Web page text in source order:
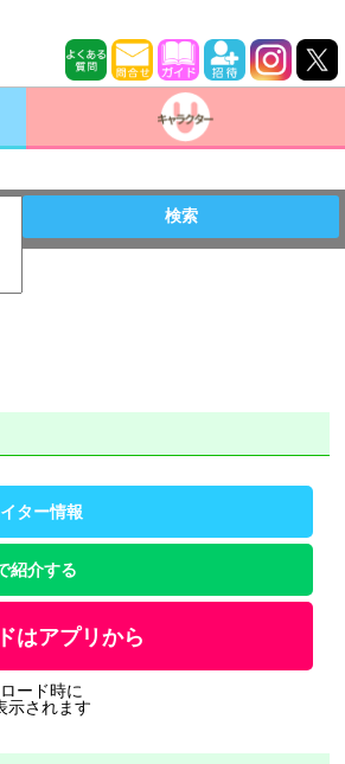
検索
ター情報
紹介する
はアプリから
ード時に
示されます